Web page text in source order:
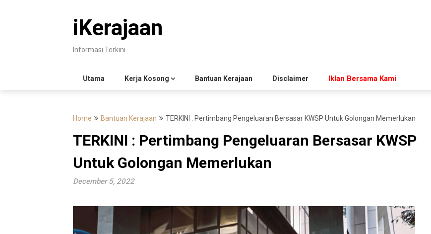
iKerajaan
Informasi Terkini
Utama Kerja Kosong Bantuan Kerajaan Disclaimer Iklan Bersama Kami
Home Bantuan Kerajaan TERKINI : Pertimbang Pengeluaran Bersasar KWSP Untuk Golongan Memerlukan
TERKINI : Pertimbang Pengeluaran Bersasar KWSP
Untuk Golongan Memerlukan
December 5, 2022